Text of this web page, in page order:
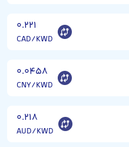
۰.۲۲۱
CAD/KWD
۰.۰۴۵۸
CNY/KWD
۰.۲۱۸
AUD/KWD